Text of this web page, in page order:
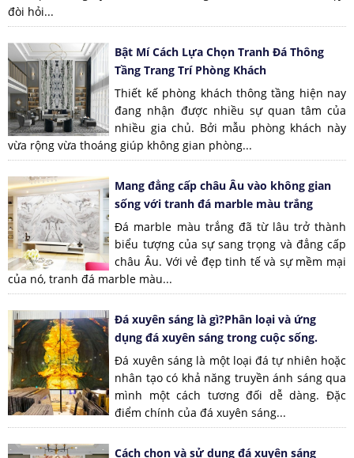
đòi hỏi...
Bật Mí Cách Lựa Chọn Tranh Đá Thông
Tầng Trang Trí Phòng Khách
Thiết kế phòng khách thông tầng hiện nay
đang nhận được nhiều sự quan tâm của
nhiều gia chủ. Bởi mẫu phòng khách này
vừa rộng vừa thoáng giúp không gian phòng...
Mang đẳng cấp châu Âu vào không gian
sống với tranh đá marble màu trắng
Đá marble màu trắng đã từ lâu trở thành
biểu tượng của sự sang trọng và đẳng cấp
châu Âu. Với vẻ đẹp tinh tế và sự mềm mại
của nó, tranh đá marble màu...
Đá xuyên sáng là gì?Phân loại và ứng
dụng đá xuyên sáng trong cuộc sống.
Đá xuyên sáng là một loại đá tự nhiên hoặc
nhân tạo có khả năng truyền ánh sáng qua
mình một cách tương đối dễ dàng. Đặc
điểm chính của đá xuyên sáng...
Cách chọn và sử dụng đá xuyên sáng